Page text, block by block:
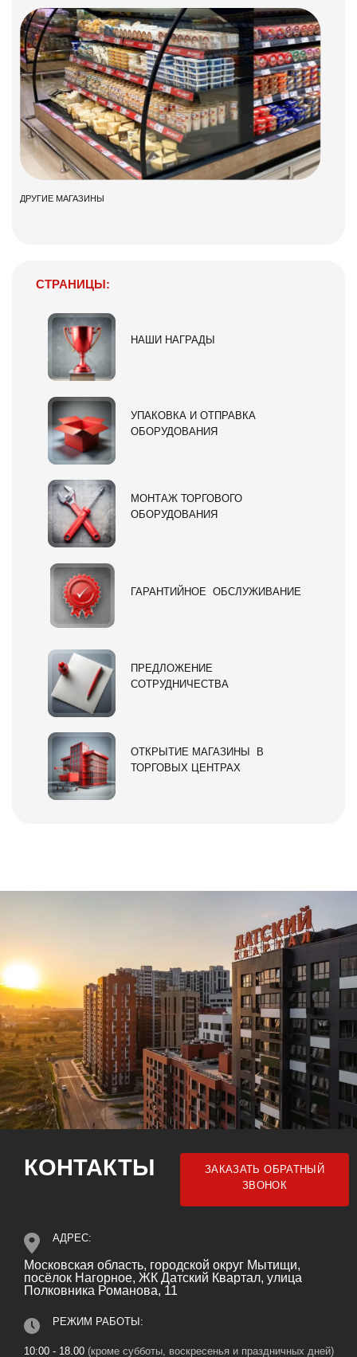
ДРУГИЕ МАГАЗИНЫ
СТРАНИЦЫ:
НАШИ НАГРАДЫ
УПАКОВКА И ОТПРАВКА
ОБОРУДОВАНИЯ
МОНТАЖ ТОРГОВОГО
ОБОРУДОВАНИЯ
ГАРАНТИЙНОЕ ОБСЛУЖИВАНИЕ
ПРЕДЛОЖЕНИЕ
СОТРУДНИЧЕСТВА
ОТКРЫТИЕ МАГАЗИНЫ В
ТОРГОВЫХ ЦЕНТРАХ
КОНТАКТЫ
ЗАКАЗАТЬ ОБРАТНЫЙ
ЗВОНОК
АДРЕС:
Московская область, городской округ Мытищи,
посёлок Нагорное, ЖК Датский Квартал, улица
Полковника Романова, 11
РЕЖИМ РАБОТЫ:
10:00 - 18.00 (кроме субботы, воскресенья и праздничных дней)